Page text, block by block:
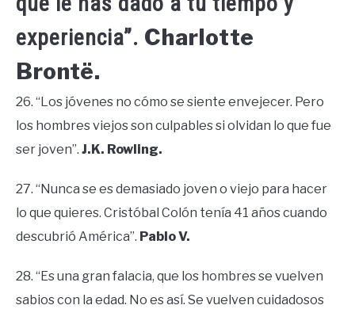
experiencia”. Charlotte
Brontë.
26. “Los jóvenes no cómo se siente envejecer. Pero
los hombres viejos son culpables si olvidan lo que fue
ser joven”. J.K. Rowling.
27. “Nunca se es demasiado joven o viejo para hacer
lo que quieres. Cristóbal Colón tenía 41 años cuando
descubrió América”. Pablo V.
28. “Es una gran falacia, que los hombres se vuelven
sabios con la edad. No es así. Se vuelven cuidadosos